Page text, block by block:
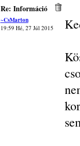
Re: Információ
~CsMarton
19:59 Hé, 27 Júl 2015